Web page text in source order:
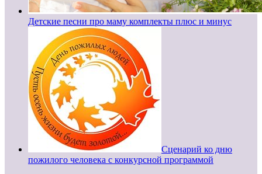
Детские песни про маму комплекты плюс и минус
Сценарий ко дню
пожилого человека с конкурсной программой